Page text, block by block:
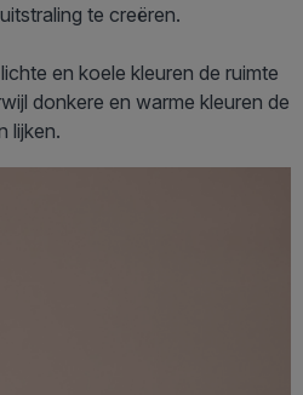
te creëren.
en koele kleuren de ruimte
donkere en warme kleuren de
lijken.